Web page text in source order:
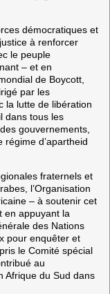
démocratiques et
à renforcer
le peuple
– et en
de Boycott,
par les
la lutte de libération
dans tous les
gouvernements,
d’apartheid
fraternels et
l’Organisation
– à soutenir cet
en appuyant la
des Nations
pour enquêter et
le Comité spécial
au
Afrique du Sud dans